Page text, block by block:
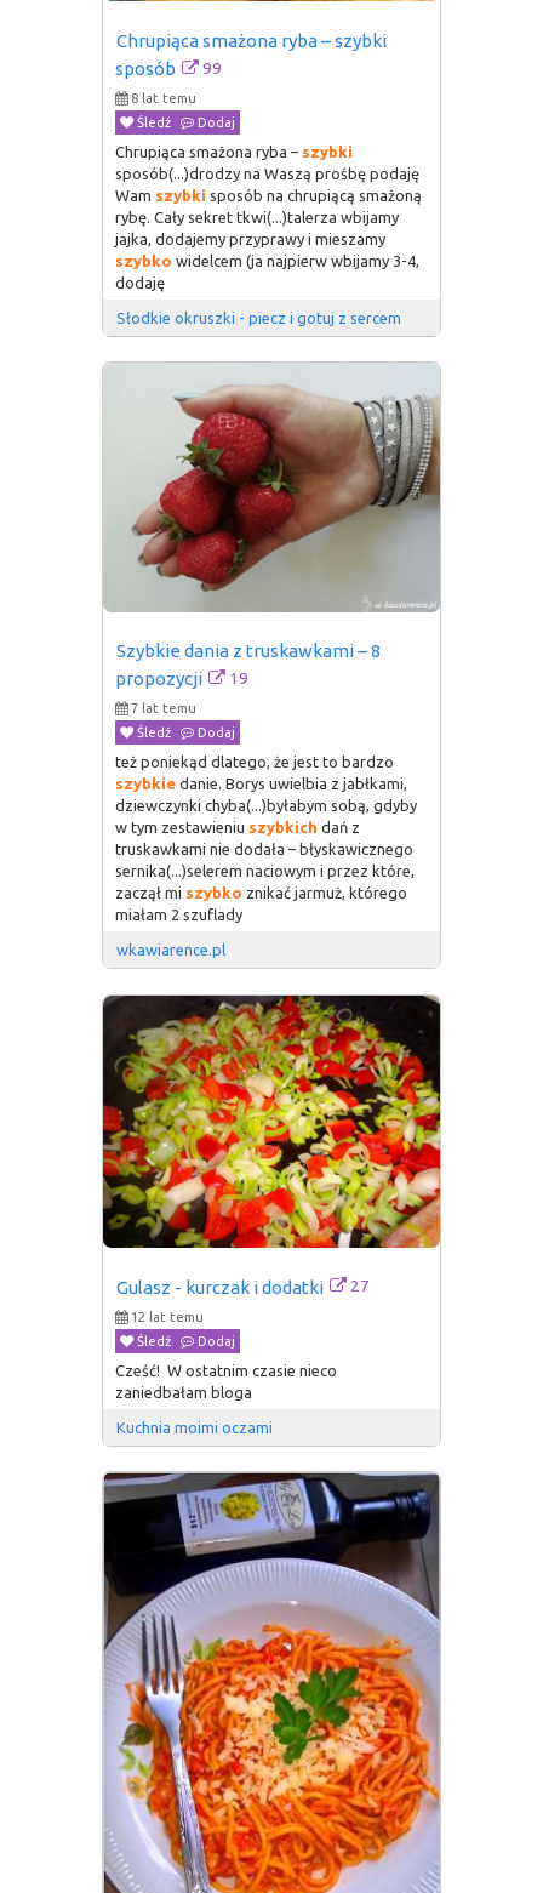
Chrupiąca smażona ryba – szybki
sposób
99
8 lat temu
Śledź
Dodaj
Chrupiąca smażona ryba – szybki
sposób(...)drodzy na Waszą prośbę podaję
Wam szybki sposób na chrupiącą smażoną
rybę. Cały sekret tkwi(...)talerza wbijamy
jajka, dodajemy przyprawy i mieszamy
szybko widelcem (ja najpierw wbijamy 3-4,
dodaję
Słodkie okruszki - piecz i gotuj z sercem
Szybkie dania z truskawkami – 8
propozycji
19
7 lat temu
Śledź
Dodaj
też poniekąd dlatego, że jest to bardzo
szybkie danie. Borys uwielbia z jabłkami,
dziewczynki chyba(...)byłabym sobą, gdyby
w tym zestawieniu szybkich dań z
truskawkami nie dodała – błyskawicznego
sernika(...)selerem naciowym i przez które,
zaczął mi szybko znikać jarmuż, którego
miałam 2 szuflady
wkawiarence.pl
Gulasz - kurczak i dodatki 27
12 lat temu
Śledź
Dodaj
Cześć! W ostatnim czasie nieco
zaniedbałam bloga
Kuchnia moimi oczami